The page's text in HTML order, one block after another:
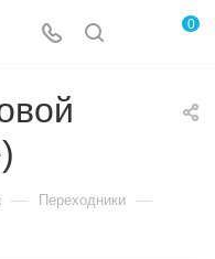
0
— Переходники —